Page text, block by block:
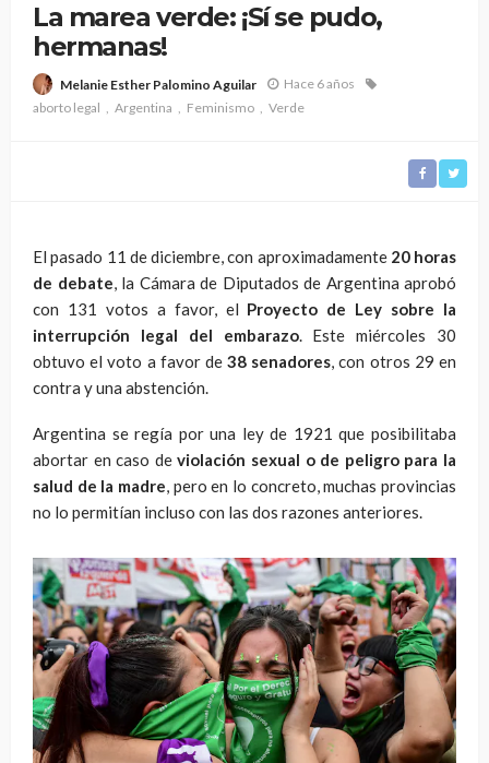
La marea verde: ¡Sí se pudo,
hermanas!
Melanie Esther Palomino Aguilar
Hace 6 años
aborto legal
Argentina Feminismo Verde
El pasado 11 de diciembre, con aproximadamente20 horas
de debate, la Cámara de Diputados de Argentina aprobó
con 131 votos a favor, el Proyecto de Ley sobre la
interrupción legal del embarazo. Este miércoles 30
obtuvo el voto a favor de38 senadores, con otros 29 en
contra y una abstención.
Argentina se regía por una ley de 1921 que posibilitaba
abortar en caso deviolación sexual o de peligro para la
salud de la madre, pero en lo concreto, muchas provincias
no lo permitían incluso con las dos razones anteriores.